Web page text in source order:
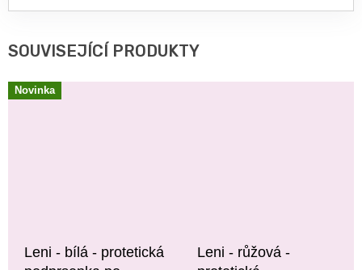
SOUVISEJÍCÍ PRODUKTY
Novinka
Leni - bílá - protetická
Leni - růžová -